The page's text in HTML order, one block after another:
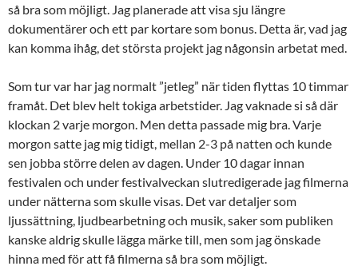
så bra som möjligt. Jag planerade att visa sju längre
dokumentärer och ett par kortare som bonus. Detta är, vad jag
kan komma ihåg, det största projekt jag någonsin arbetat med.
Som tur var har jag normalt ”jetleg” när tiden flyttas 10 timmar
framåt. Det blev helt tokiga arbetstider. Jag vaknade si så där
klockan 2 varje morgon. Men detta passade mig bra. Varje
morgon satte jag mig tidigt, mellan 2-3 på natten och kunde
sen jobba större delen av dagen. Under 10 dagar innan
festivalen och under festivalveckan slutredigerade jag filmerna
under nätterna som skulle visas. Det var detaljer som
ljussättning, ljudbearbetning och musik, saker som publiken
kanske aldrig skulle lägga märke till, men som jag önskade
hinna med för att få filmerna så bra som möjligt.